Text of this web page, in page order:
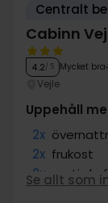
Centralt
Cabinn
4.2/ 5 Mycket bra
Vejle
Uppehåll
2x
2x frukost
2x gratis
Gratis
Se allt som